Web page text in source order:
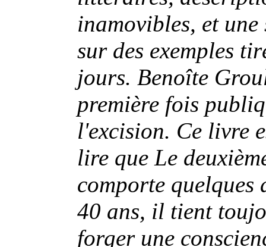
inamovibles, et
sur des exemples
jours. Benoîte
première fois
l'excision. Ce livre
lire que Le
comporte
40 ans, il tient
forger une